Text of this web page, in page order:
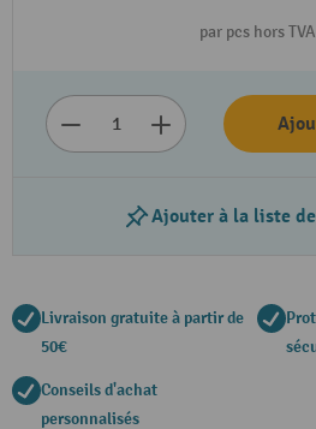
par pcs hors
Ajouter à la liste
Livraison gratuite à partir de
50€
Conseils d'achat
personnalisés